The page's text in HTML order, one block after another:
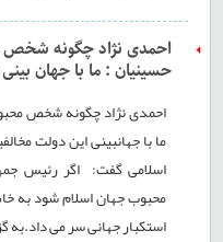
احمدی نژاد چگونه شخص
حسینیان : ما با جهان
احمدی نژاد چگونه شخص
ما با جهانبینی این دولت
اسلامی گفت: اگر رئیس
محبوب جهان اسلام شود به
استکبار جهانی سر می داد.به